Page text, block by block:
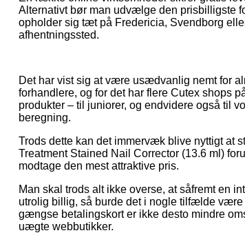
Alternativt bør man udvælge den prisbilligste
opholder sig tæt på Fredericia, Svendborg
afhentningssted.
Det har vist sig at være usædvanlig nemt for
forhandlere, og for det har flere Cutex shops
produkter – til juniorer, og endvidere også til
beregning.
Trods dette kan det immervæk blive nyttigt at
Treatment Stained Nail Corrector (13.6 ml)
modtage den mest attraktive pris.
Man skal trods alt ikke overse, at såfremt en
utrolig billig, så burde det i nogle tilfælde være
gængse betalingskort er ikke desto mindre
uægte webbutikker.